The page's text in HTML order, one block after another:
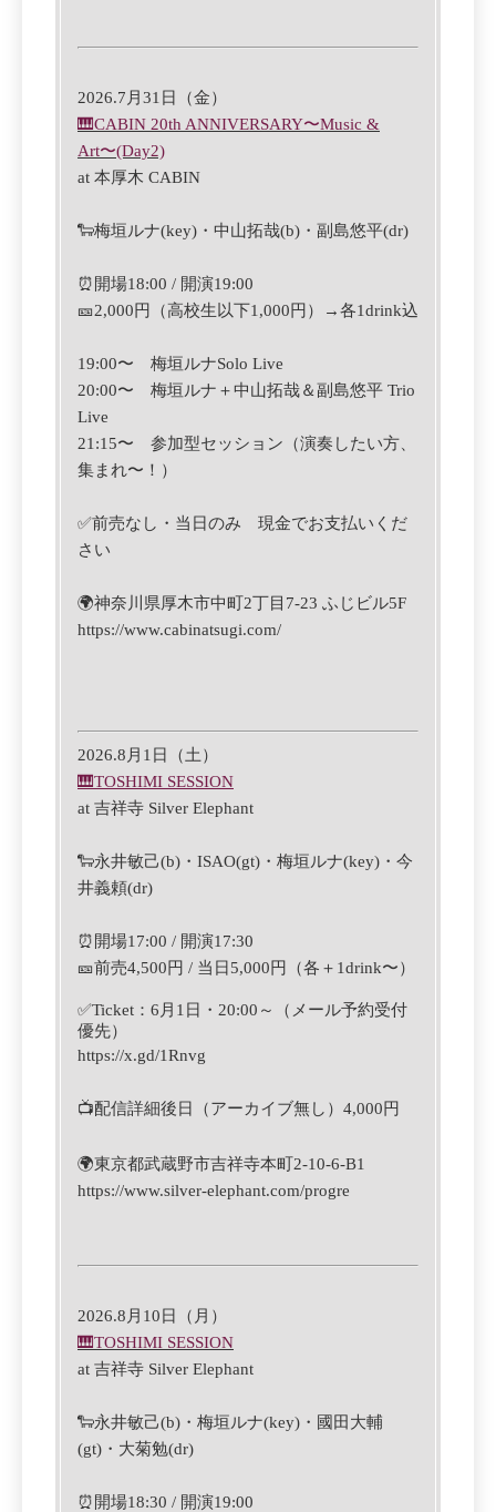
2026.7月31日（金）
🎹CABIN 20th ANNIVERSARY〜Music &
Art〜(Day2)
at 本厚木 CABIN
🐑梅垣ルナ(key)・中山拓哉(b)・副島悠平(dr)
⏰開場18:00 / 開演19:00
🎫2,000円（高校生以下1,000円）→各1drink込
19:00〜 梅垣ルナSolo Live
20:00〜 梅垣ルナ＋中山拓哉＆副島悠平 Trio
Live
21:15〜 参加型セッション（演奏したい方、
集まれ〜！）
✅前売なし・当日のみ 現金でお支払いくだ
さい
🌍神奈川県厚木市中町2丁目7-23 ふじビル5F
https://www.cabinatsugi.com/
2026.8月1日（土）
🎹TOSHIMI SESSION
at 吉祥寺 Silver Elephant
🐑永井敏己(b)・ISAO(gt)・ 梅垣ルナ(key)・今
井義頼(dr)
⏰開場17:00 / 開演17:30
🎫前売4,500円 / 当日5,000円
（各＋1drink〜）
✅Ticket ：6 月1 日 ・ ‪20:00‬ ～（メール予約受付
優先）
https://x.gd/1Rnvg
📺配信詳細後日（アーカイブ無し）4,000円
🌍東京都武蔵野市吉祥寺本町2-10-6-B1
https://www.silver-elephant.com/progre
2026.8月10日（月）
🎹TOSHIMI SESSION
at 吉祥寺 Silver Elephant
🐑永井敏己(b)・ 梅垣ルナ(key)・ 國田大輔
(gt)・大菊勉(dr)
⏰開場18:30 / 開演19:00